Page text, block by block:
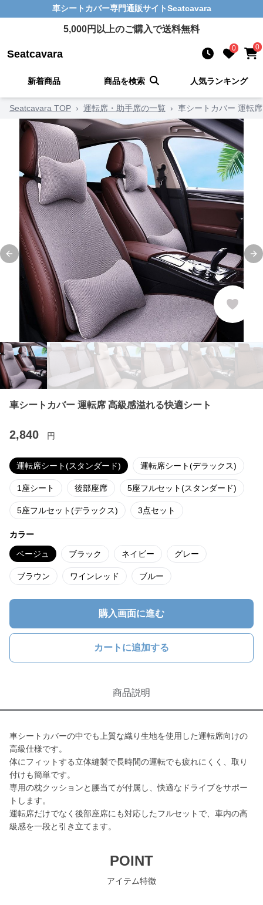
車シートカバー専門通販サイトSeatcavara
5,000円以上のご購入で送料無料
Seatcavara 0 0
新着商品 商品を検索 人気ランキング
Seatcavara TOP › 運転席・助手席の一覧 › 車シートカバー 運転
Previous slide
車シートカバー 運転席 高級感溢れる快適シート
2,840 円
運転席シート(スタンダード) 運転席シート(デラックス)
1座シート 後部座席 5座フルセット(スタンダード)
5座フルセット(デラックス) 3点セット
カラー
ベージュ ブラック ネイビー グレー
ブラウン ワインレッド ブルー
購入画面に進む
カートに追加する
商品説明
車シートカバーの中でも上質な織り生地を使用した運転席向けの
高級仕様です。
体にフィットする立体縫製で長時間の運転でも疲れにくく、取り
付けも簡単です。
専用の枕クッションと腰当てが付属し、快適なドライブをサポー
トします。
運転席だけでなく後部座席にも対応したフルセットで、車内の高
級感を一段と引き立てます。
POINT
アイテム特徴